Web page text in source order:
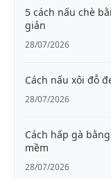
5 cách nấu chè
giản
28/07/2026
Cách nấu xôi đỗ
28/07/2026
Cách hấp gà
mềm
28/07/2026